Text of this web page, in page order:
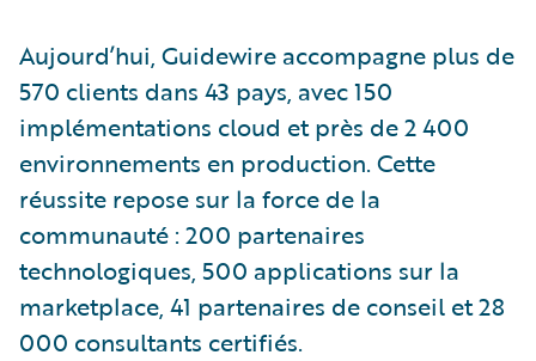
Aujourd’hui, Guidewire accompagne plus de
570 clients dans 43 pays, avec 150
implémentations cloud et près de 2 400
environnements en production. Cette
réussite repose sur la force de la
communauté : 200 partenaires
technologiques, 500 applications sur la
marketplace, 41 partenaires de conseil et 28
000 consultants certifiés.